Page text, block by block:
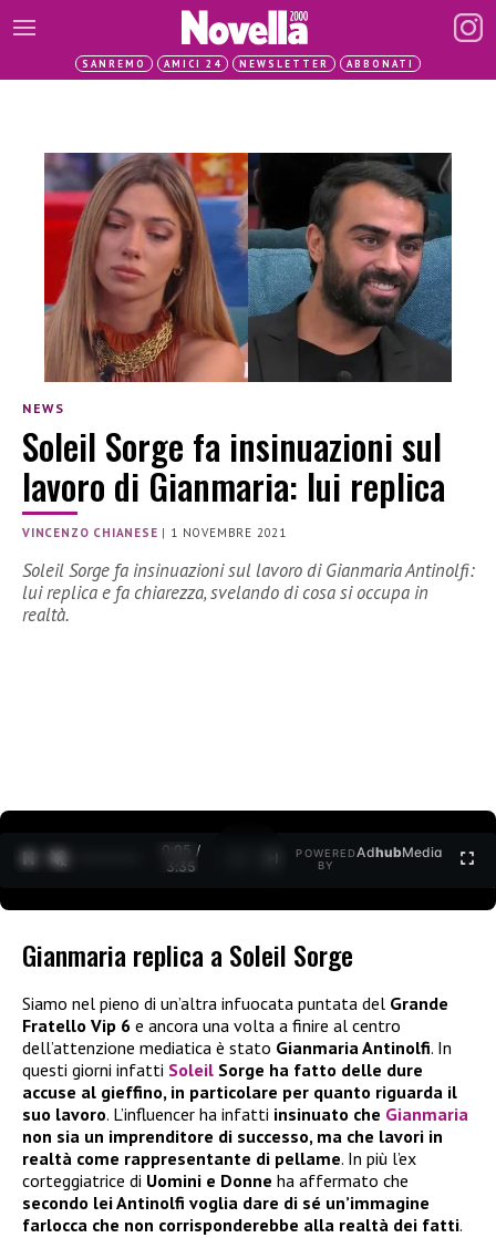
SANREMO AMICI 24 NEWSLETTER ABBONATI
NEWS
Soleil Sorge fa insinuazioni sul
lavoro di Gianmaria: lui replica
VINCENZO CHIANESE | 1 NOVEMBRE 2021
Soleil Sorge fa insinuazioni sul lavoro di Gianmaria Antinolfi:
lui replica e fa chiarezza, svelando di cosa si occupa in
realtà.
0:06 /
3:35
POWERED
BY
AdhubMedia
Gianmaria replica a Soleil Sorge
Siamo nel pieno di un’altra infuocata puntata del Grande
Fratello Vip 6 e ancora una volta a finire al centro
dell’attenzione mediatica è stato Gianmaria Antinolfi. In
questi giorni infatti Soleil Sorge ha fatto delle dure
accuse al gieffino, in particolare per quanto riguarda il
suo lavoro. L’influencer ha infatti insinuato che Gianmaria
non sia un imprenditore di successo, ma che lavori in
realtà come rappresentante di pellame. In più l’ex
corteggiatrice di Uomini e Donne ha affermato che
secondo lei Antinolfi voglia dare di sé un’immagine
farlocca che non corrisponderebbe alla realtà dei fatti.